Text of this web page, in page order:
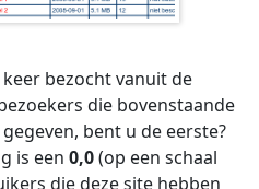
keer bezocht vanuit de
die bovenstaande
bent u de eerste?
is een 0,0(op een schaal
die deze site hebben